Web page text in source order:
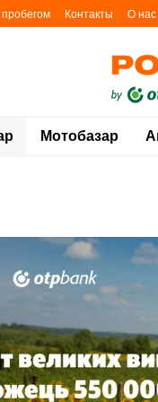
Контакты О нас
Мотобазар